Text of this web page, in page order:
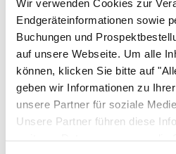
Wir verwenden Cookies zur
Endgeräteinformationen sowie
Buchungen und
auf unsere Webseite. Um alle
können, klicken Sie bitte auf
geben wir Informationen zu
unsere Partner für soziale
Unsere Partner führen diese